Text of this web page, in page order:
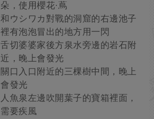
朵，使用櫻花·蔦
和ウシワカ對戰的洞窟的右邊池子
裡有泡泡冒出的地方用一閃
舌切婆婆家後方泉水旁邊的岩石附
近，晚上會發光
關口入口附近的三棵樹中間，晚上
會發光
人魚泉左邊吹開葉子的寶箱裡面，
需要疾風